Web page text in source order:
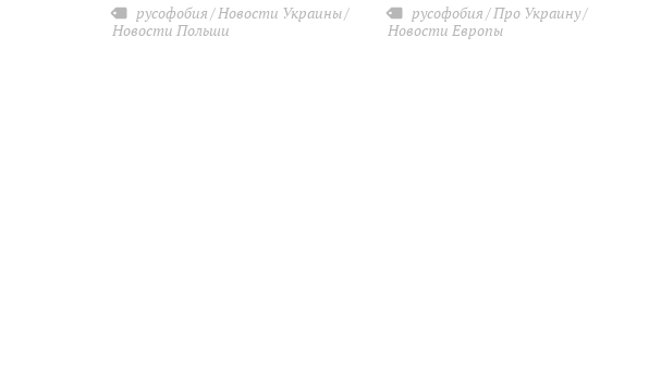
русофобия Новости Украины
Новости Польши
русофобия Про Украину
Новости Европы